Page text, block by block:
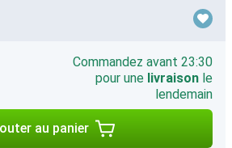
Commandez avant 23:30
pour une livraison le
lendemain
au panier